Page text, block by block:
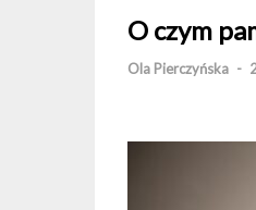
O czym
Ola Pierczyńska -